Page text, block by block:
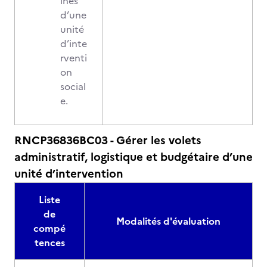
d’une
unité
d’inte
rventi
on
social
e.
RNCP36836BC03 - Gérer les volets
administratif, logistique et budgétaire d’une
unité d’intervention
Liste
de
compé
tences
Modalités d'évaluation